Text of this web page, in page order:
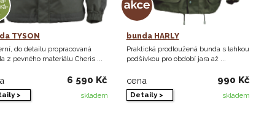
TYSON
do detailu propracovaná
z pevného materiálu Cheris ...
6 590 Kč
> skladem
bunda HARLY
Praktická prodloužená bunda s lehkou
podšívkou pro období jara až ...
cena 990 Kč
Detaily > skladem